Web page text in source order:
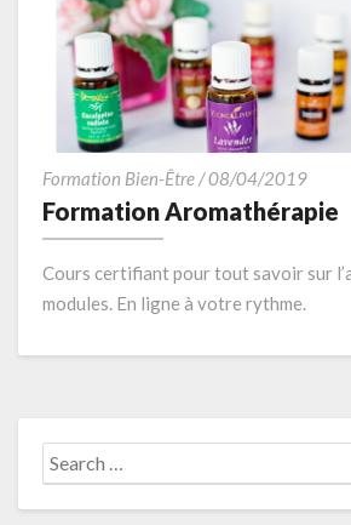
Formation Bien-Être/08/04/2019
Formation Aromathérapie
Cours certifiant pour tout savoir sur
modules. En ligne à votre rythme.
Search
for: